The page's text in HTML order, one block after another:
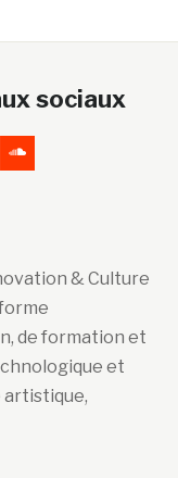
sociaux
& Culture
de formation et
et
artistique,